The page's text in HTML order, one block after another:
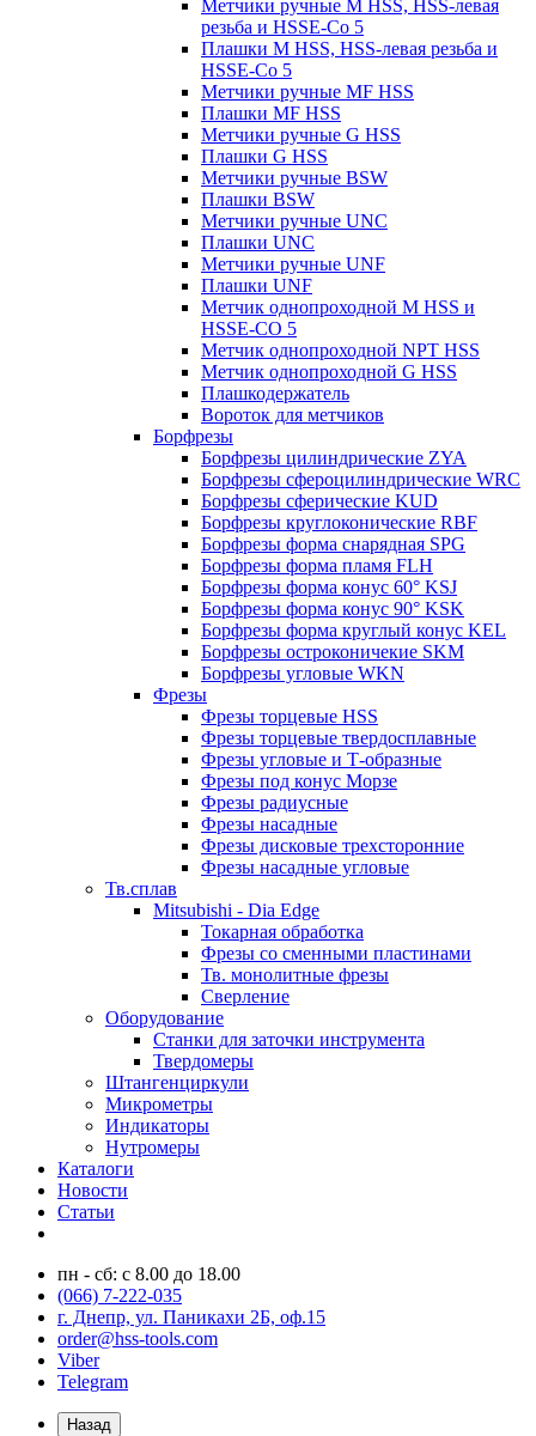
Метчики ручные M HSS, HSS-левая
резьба и HSSE-Co 5
Плашки M HSS, HSS-левая резьба и
HSSE-Co 5
Метчики ручные MF HSS
Плашки MF HSS
Метчики ручные G HSS
Плашки G HSS
Метчики ручные BSW
Плашки BSW
Метчики ручные UNC
Плашки UNC
Метчики ручные UNF
Плашки UNF
Метчик однопроходной M HSS и
HSSE-CO 5
Метчик однопроходной NPT HSS
Метчик однопроходной G HSS
Плашкодержатель
Вороток для метчиков
Борфрезы
Борфрезы цилиндрические ZYA
Борфрезы сфероцилиндрические WRC
Борфрезы сферические KUD
Борфрезы круглоконические RBF
Борфрезы форма снарядная SPG
Борфрезы форма пламя FLH
Борфрезы форма конус 60° KSJ
Борфрезы форма конус 90° KSK
Борфрезы форма круглый конус KEL
Борфрезы остроконичекие SKM
Борфрезы угловые WKN
Фрезы
Фрезы торцевые HSS
Фрезы торцевые твердосплавные
Фрезы угловые и Т-образные
Фрезы под конус Морзе
Фрезы радиусные
Фрезы насадные
Фрезы дисковые трехсторонние
Фрезы насадные угловые
Тв.сплав
Mitsubishi - Dia Edge
Токарная обработка
Фрезы со сменными пластинами
Тв. монолитные фрезы
Сверление
Оборудование
Станки для заточки инструмента
Твердомеры
Штангенциркули
Микрометры
Индикаторы
Нутромеры
Каталоги
Новости
Статьи
пн - сб: с 8.00 до 18.00
(066) 7-222-035
г. Днепр, ул. Паникахи 2Б, оф.15
order@hss-tools.com
Viber
Telegram
Назад